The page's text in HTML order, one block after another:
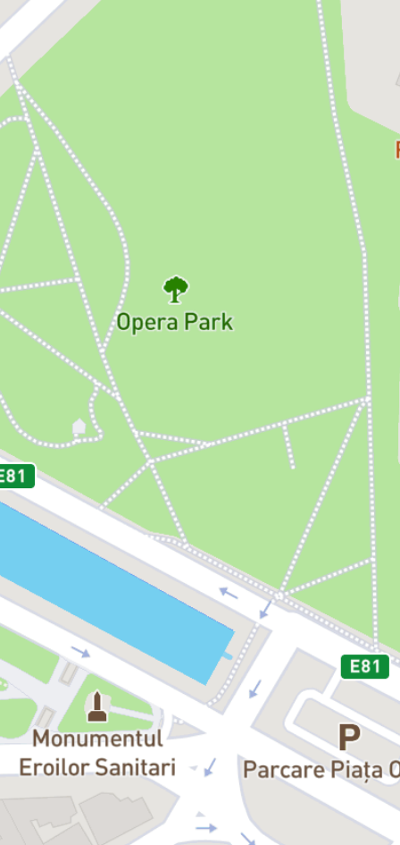
Adina: Georgiana Dumitru
Nemorino:Andrei Petre
Belcore:
Dulcamara:
Gianetta:
Cu participarea Orchestrei și Corului Operei Naționale București.
* Instituția își rezervă dreptul de a aduce modificări în distribuțiile
spectacolelor în cazul în care situația le impune.